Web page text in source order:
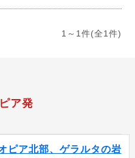
1～1件(全1件)
ア発
ピア北部、ゲラルタの岩